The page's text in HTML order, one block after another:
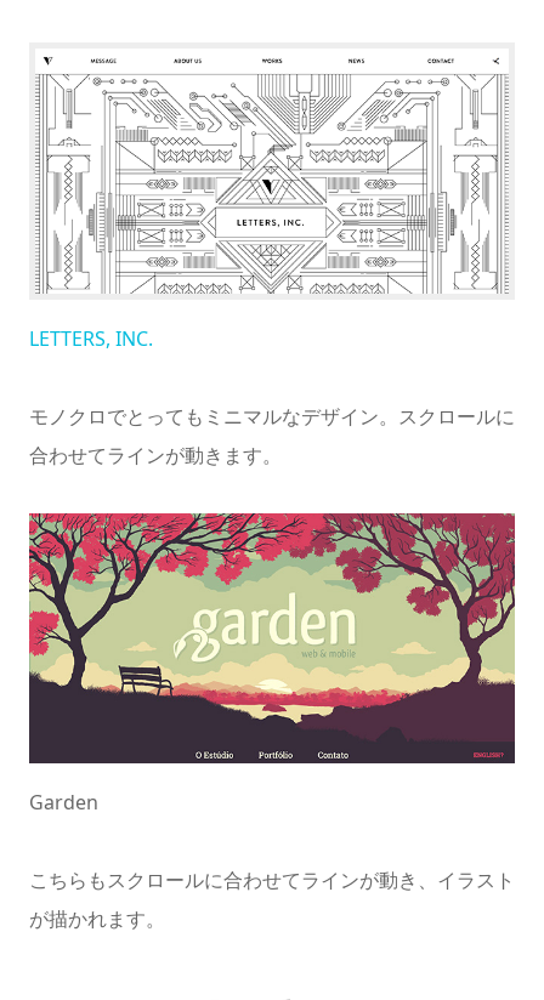
LETTERS, INC.
モノクロでとってもミニマルなデザイン。スクロールに
合わせてラインが動きます。
Garden
こちらもスクロールに合わせてラインが動き、イラスト
が描かれます。